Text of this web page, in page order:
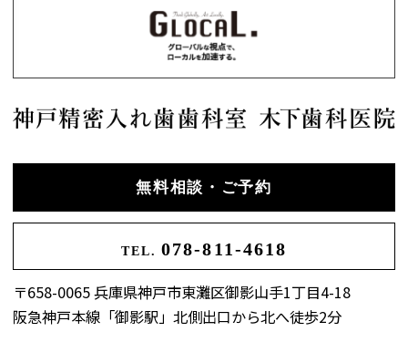
無料相談・ご予約
TEL. 078-811-4618
〒658-0065 兵庫県神戸市東灘区御影山手1丁目4-18
阪急神戸本線「御影駅」北側出口から北へ徒歩2分